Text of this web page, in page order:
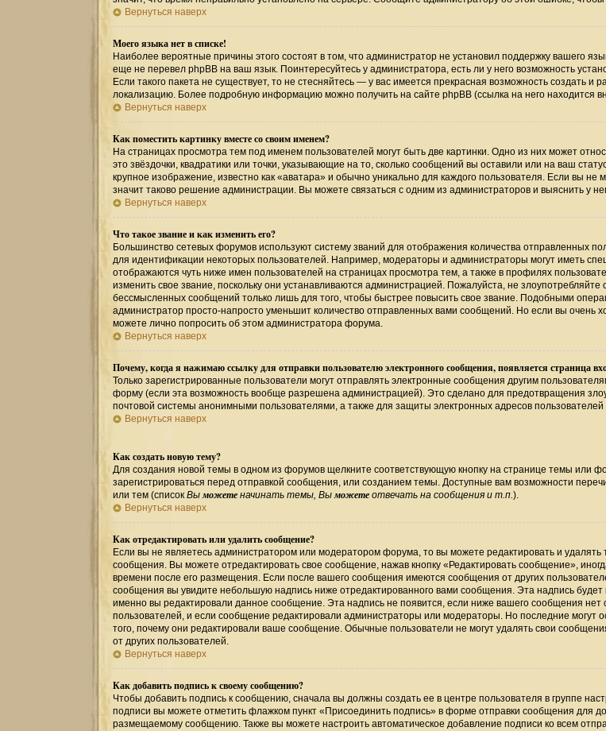
Вернуться наверх
Моего языка нет в списке!
Наиболее вероятные причины этого состоят в том, что администратор не установил поддержку вашего
еще не перевел phpBB на ваш язык. Поинтересуйтесь у администратора, есть ли у него возможность
Если такого пакета не существует, то не стесняйтесь — у вас имеется прекрасная возможность создать и
локализацию. Более подробную информацию можно получить на сайте phpBB (ссылка на него находится
Вернуться наверх
Как поместить картинку вместе со своим именем?
На страницах просмотра тем под именем пользователей могут быть две картинки. Одно из них может
это звёздочки, квадратики или точки, указывающие на то, сколько сообщений вы оставили или на ваш
крупное изображение, известно как «аватара» и обычно уникально для каждого пользователя. Если вы не
значит таково решение администрации. Вы можете связаться с одним из администраторов и выяснить у
Вернуться наверх
Что такое звание и как изменить его?
Большинство сетевых форумов используют систему званий для отображения количества отправленных
для идентификации некоторых пользователей. Например, модераторы и администраторы могут иметь
отображаются чуть ниже имен пользователей на страницах просмотра тем, а также в профилях
изменить свое звание, поскольку они устанавливаются администрацией. Пожалуйста, не злоупотребляйте
бессмысленных сообщений только лишь для того, чтобы быстрее повысить свое звание. Подобными
администратор просто-напросто уменьшит количество отправленных вами сообщений. Но если вы очень
можете лично попросить об этом администратора форума.
Вернуться наверх
Почему, когда я нажимаю ссылку для отправки пользователю электронного сообщения, появляется страница
Только зарегистрированные пользователи могут отправлять электронные сообщения другим
форму (если эта возможность вообще разрешена администрацией). Это сделано для предотвращения
почтовой системы анонимными пользователями, а также для защиты электронных адресов пользователей
Вернуться наверх
Как создать новую тему?
Для создания новой темы в одном из форумов щелкните соответствующую кнопку на странице темы или
зарегистрироваться перед отправкой сообщения, или созданием темы. Доступные вам возможности
или тем (список Выможете начинать темы, Выможете отвечать на сообщения и т.п.).
Вернуться наверх
Как отредактировать или удалить сообщение?
Если вы не являетесь администратором или модератором форума, то вы можете редактировать и удалять
сообщения. Вы можете отредактировать свое сообщение, нажав кнопку «Редактировать сообщение»,
времени после его размещения. Если после вашего сообщения имеются сообщения от других
сообщения вы увидите небольшую надпись ниже отредактированного вами сообщения. Эта надпись будет
именно вы редактировали данное сообщение. Эта надпись не появится, если ниже вашего сообщения нет
пользователей, и если сообщение редактировали администраторы или модераторы. Но последние могут
того, почему они редактировали ваше сообщение. Обычные пользователи не могут удалять свои
от других пользователей.
Вернуться наверх
Как добавить подпись к своему сообщению?
Чтобы добавить подпись к сообщению, сначала вы должны создать ее в центре пользователя в группе
подписи вы можете отметить флажком пункт «Присоединить подпись» в форме отправки сообщения для
размещаемому сообщению. Также вы можете настроить автоматическое добавление подписи ко всем